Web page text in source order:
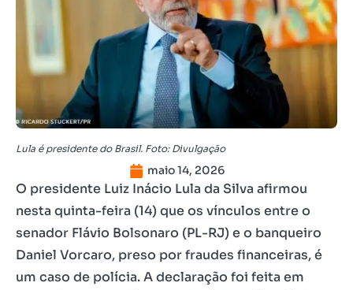
Lula é presidente do Brasil. Foto: Divulgação
maio 14, 2026
O presidente Luiz Inácio Lula da Silva afirmou
nesta quinta-feira (14) que os vínculos entre o
senador Flávio Bolsonaro (PL-RJ) e o banqueiro
Daniel Vorcaro, preso por fraudes financeiras, é
um caso de polícia. A declaração foi feita em